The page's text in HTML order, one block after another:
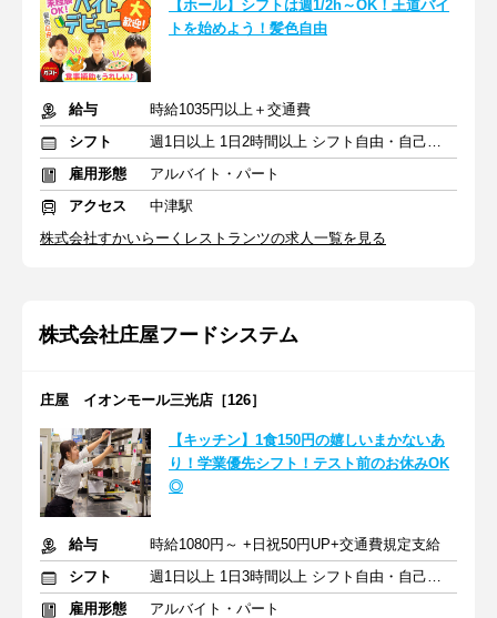
【ホール】シフトは週1/2h～OK！王道バイ
トを始めよう！髪色自由
給与
時給1035円以上＋交通費
シフト
週1日以上 1日2時間以上 シフト自由・自己申告
雇用形態
アルバイト・パート
アクセス
中津駅
株式会社すかいらーくレストランツの求人一覧を見る
株式会社庄屋フードシステム
庄屋 イオンモール三光店［126］
【キッチン】1食150円の嬉しいまかないあ
り！学業優先シフト！テスト前のお休みOK
◎
給与
時給1080円～ +日祝50円UP+交通費規定支給
シフト
週1日以上 1日3時間以上 シフト自由・自己申告
雇用形態
アルバイト・パート